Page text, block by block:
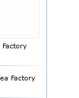
Factory